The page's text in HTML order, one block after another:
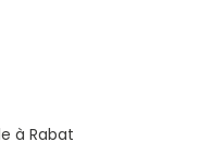
à Rabat